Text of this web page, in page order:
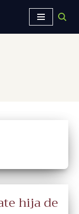
hija de